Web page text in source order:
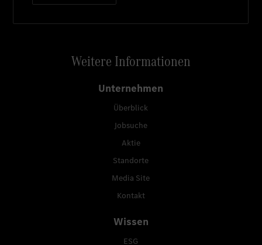
Weitere Informationen
Unternehmen
Überblick
Jobsuche
Aktie
Standorte
Media Site
Kontakt
Wissen
ESG